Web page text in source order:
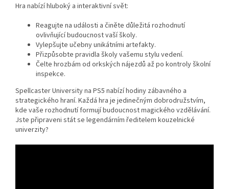
Hra nabízí hluboký a interaktivní svět:
Reagujte na události a činěte důležitá rozhodnutí
ovlivňující budoucnost vaší školy.
Vylepšujte učebny unikátními artefakty.
Přizpůsobte pravidla školy vašemu stylu vedení.
Čelte hrozbám od orkských nájezdů až po kontroly školní
inspekce.
Spellcaster University na PS5 nabízí hodiny zábavného a
strategického hraní. Každá hra je jedinečným dobrodružstvím,
kde vaše rozhodnutí formují budoucnost magického vzdělávání.
Jste připraveni stát se legendárním ředitelem kouzelnické
univerzity?